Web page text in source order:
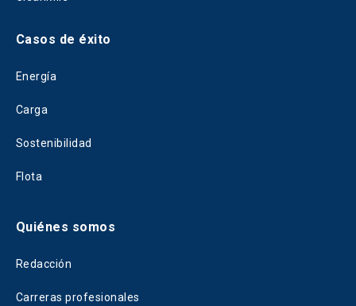
Casos de éxito
Energía
Carga
Sostenibilidad
Flota
Quiénes somos
Redacción
Carreras profesionales